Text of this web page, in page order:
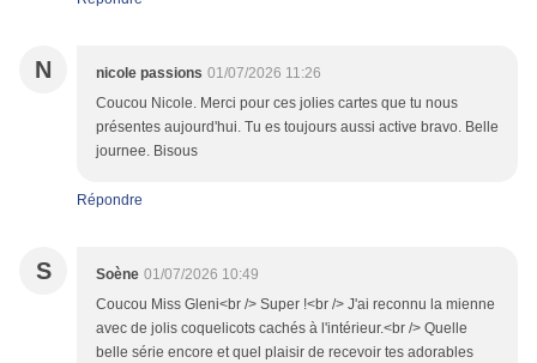
N nicole passions 01/07/2026 11:26
Coucou Nicole. Merci pour ces jolies cartes que tu nous
présentes aujourd'hui. Tu es toujours aussi active bravo. Belle
journee. Bisous
Répondre
S Soène 01/07/2026 10:49
Coucou Miss Gleni<br /> Super !<br /> J'ai reconnu la mienne
avec de jolis coquelicots cachés à l'intérieur.<br /> Quelle
belle série encore et quel plaisir de recevoir tes adorables